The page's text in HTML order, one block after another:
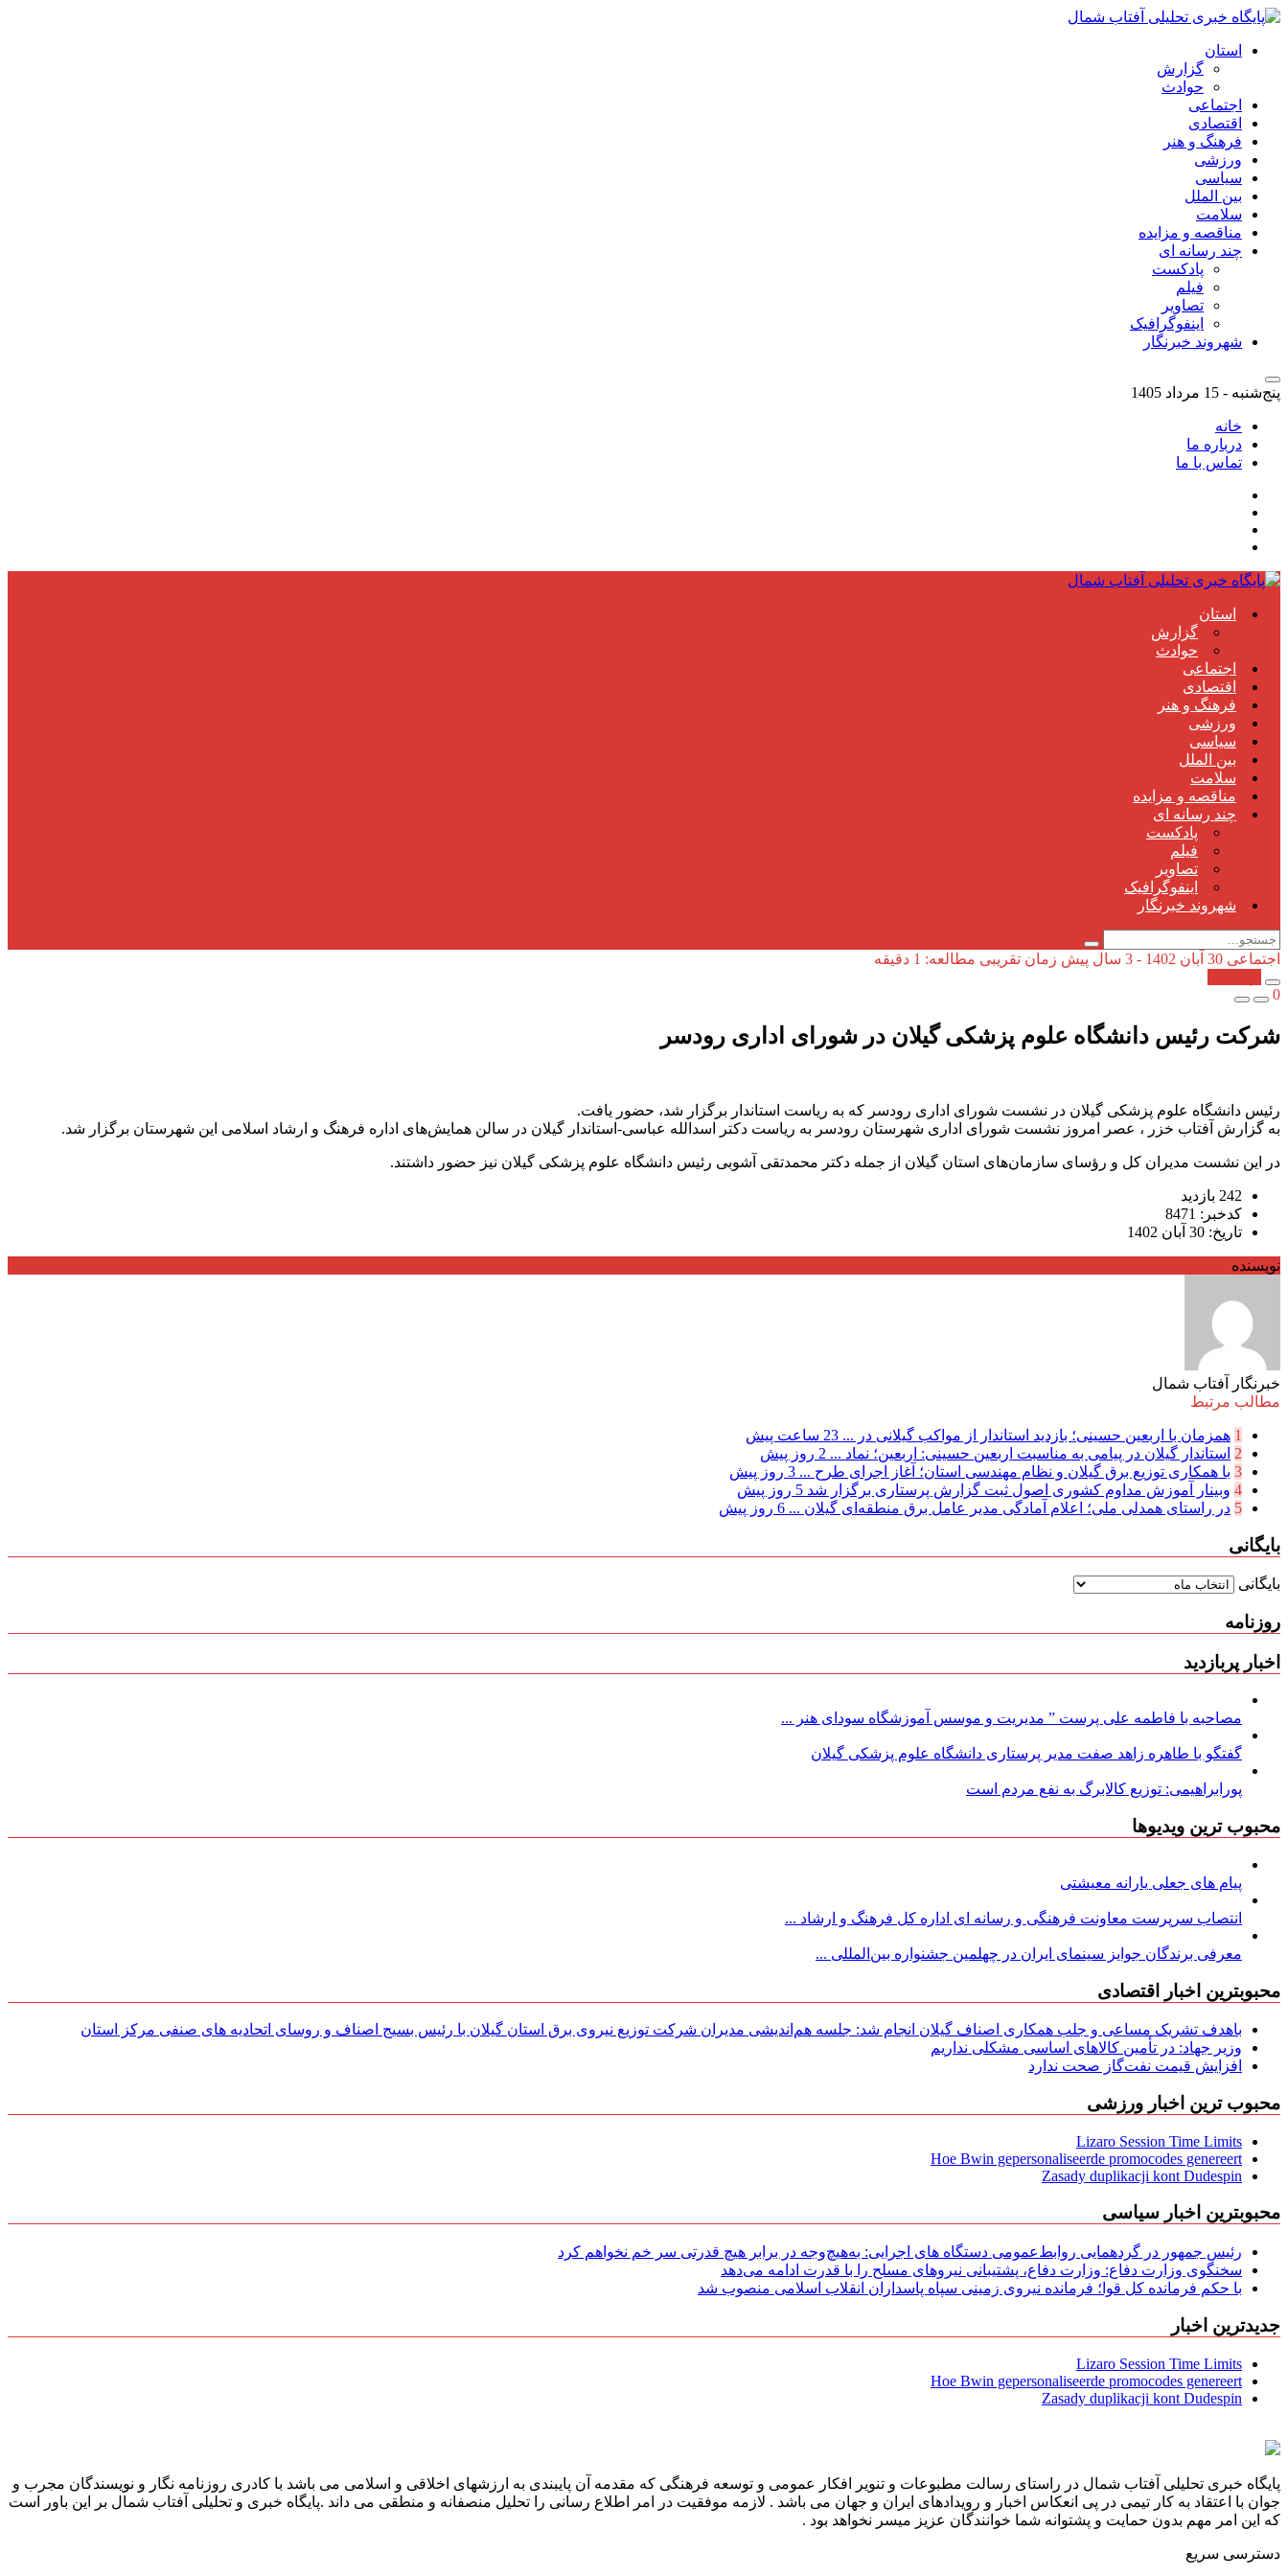
استان
گزارش
حوادث
اجتماعی
اقتصادی
فرهنگ و هنر
ورزشی
سیاسی
بین الملل
سلامت
مناقصه و مزایده
چند رسانه ای
پادکست
فیلم
تصاویر
اینفوگرافیک
شهروند خبرنگار
پنج‌شنبه - 15 مرداد 1405
خانه
درباره ما
تماس با ما
استان
گزارش
حوادث
اجتماعی
اقتصادی
فرهنگ و هنر
ورزشی
سیاسی
بین الملل
سلامت
مناقصه و مزایده
چند رسانه ای
پادکست
فیلم
تصاویر
اینفوگرافیک
شهروند خبرنگار
اجتماعی 30 آبان 1402 - 3 سال پیش
زمان تقریبی مطالعه: 1 دقیقه
0
شرکت رئیس دانشگاه علوم پزشکی گیلان در شورای اداری رودسر
رئیس دانشگاه علوم پزشکی گیلان در نشست شورای اداری رودسر که به ریاست استاندار برگزار شد، حضور یافت.
به گزارش آفتاب خزر ، عصر امروز نشست شورای اداری شهرستان رودسر به ریاست دکتر اسدالله عباسی-استاندار گیلان در سالن همایش‌های اداره فرهنگ و ارشاد اسلامی این شهرستان برگزار شد.
در این نشست مدیران کل و رؤسای سازمان‌های استان گیلان از جمله دکتر محمدتقی آشوبی رئیس دانشگاه علوم پزشکی گیلان نیز حضور داشتند.
242 بازدید
کدخبر: 8471
تاریخ: 30 آبان 1402
نویسنده
خبرنگار آفتاب شمال
مطالب مرتبط
1 همزمان با اربعین حسینی؛ بازدید استاندار از مواکب گیلانی در ... 23 ساعت پیش
2 استاندار گیلان در پیامی به مناسبت اربعین حسینی: اربعین؛ نماد ... 2 روز پیش
3 با همکاری توزیع برق گیلان و نظام مهندسی استان؛ آغاز اجرای طرح ... 3 روز پیش
4 وبینار آموزش مداوم کشوری اصول ثبت گزارش پرستاری برگزار شد 5 روز پیش
5 در راستای همدلی ملی؛ اعلام آمادگی مدیر عامل برق منطقه‌ای گیلان ... 6 روز پیش
بایگانی
بایگانی
روزنامه
اخبار پربازدید
مصاحبه با فاطمه علی پرست ” مدیریت و موسس آموزشگاه سودای هنر ...
گفتگو با طاهره زاهد صفت مدیر پرستاری دانشگاه علوم پزشکی گیلان
پورابراهیمی: توزیع کالابرگ به نفع مردم است
محبوب ترین ویدیوها
پیام های جعلی یارانه معیشتی
انتصاب سرپرست معاونت فرهنگی و رسانه ای اداره کل فرهنگ و ارشاد ...
معرفی برندگان جوایز سینمای ایران در چهلمین جشنواره بین‌المللی ...
محبوبترین اخبار اقتصادی
باهدف تشریک مساعی و جلب همکاری اصناف گیلان انجام شد: جلسه هم‌اندیشی مدیران شركت توزیع نیروی برق استان گیلان با رئیس بسیج اصناف و روسای اتحادیه های صنفی مركز استان
وزیر جهاد: در تأمین کالاهای اساسی مشکلی نداریم
افزایش قیمت نفت‌گاز صحت ندارد
محبوب ترین اخبار ورزشی
Lizaro Session Time Limits
Hoe Bwin gepersonaliseerde promocodes genereert
Zasady duplikacji kont Dudespin
محبوبترین اخبار سیاسی
رئیس جمهور در گردهمایی روابط‌عمومی دستگاه های اجرایی: به‌هیچ‌وجه در برابر هیچ قدرتی سر خم نخواهم کرد
سخنگوی وزارت دفاع: وزارت دفاع، پشتیبانی نیرو‌های مسلح را با قدرت ادامه می‌دهد
با حکم فرمانده کل قوا؛ فرمانده نیروی زمینی سپاه پاسداران انقلاب اسلامی منصوب شد
جدیدترین اخبار
Lizaro Session Time Limits
Hoe Bwin gepersonaliseerde promocodes genereert
Zasady duplikacji kont Dudespin
پایگاه خبری تحلیلی آفتاب شمال در راستای رسالت مطبوعات و تنویر افکار عمومی و توسعه فرهنگی که مقدمه آن پایبندی به ارزشهای اخلاقی و اسلامی می باشد با کادری روزنامه نگار و نویسندگان مجرب و
جوان با اعتقاد به کار تیمی در پی انعکاس اخبار و رویدادهای ایران و جهان می باشد . لازمه موفقیت در امر اطلاع رسانی را تحلیل منصفانه و منطقی می داند .پایگاه خبری و تحلیلی آفتاب شمال بر این باور است
که این امر مهم بدون حمایت و پشتوانه شما خوانندگان عزیز میسر نخواهد بود .
دسترسی سریع